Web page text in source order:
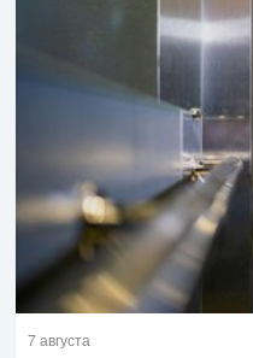
7 августа